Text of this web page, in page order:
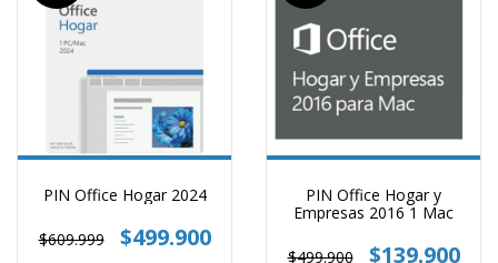
PIN Office Hogar 2024
$609.999 $499.900
PIN Office Hogar y
Empresas 2016 1 Mac
$499.900 $139.900